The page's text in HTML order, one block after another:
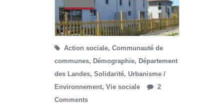
Action sociale, Communauté de
communes, Démographie, Département
des Landes, Solidarité, Urbanisme /
Environnement, Vie sociale
2
Comments